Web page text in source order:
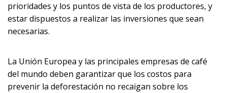
prioridades y los puntos de vista de los productores, y
estar dispuestos a realizar las inversiones que sean
necesarias.
La Unión Europea y las principales empresas de café
del mundo deben garantizar que los costos para
prevenir la deforestación no recaigan sobre los